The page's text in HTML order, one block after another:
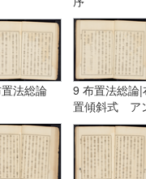
法総論
9 布置法総論|
置傾斜式 ア
ギュラール、
ムポシシヨン